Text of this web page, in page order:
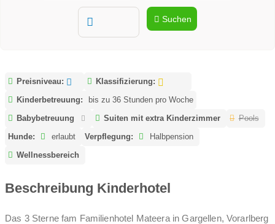
Suchen
Preisniveau:
Klassifizierung:
Kinderbetreuung:
bis zu 36 Stunden pro Woche
Babybetreuung
Suiten mit extra Kinderzimmer
Pools
Hunde:
erlaubt Verpflegung:
Halbpension
Wellnessbereich
Beschreibung Kinderhotel
Das 3 Sterne fam Familienhotel Mateera in Gargellen, Vorarlberg